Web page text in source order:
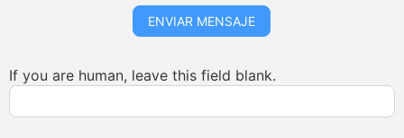
ENVIAR MENSAJE
If you are human, leave this field blank.